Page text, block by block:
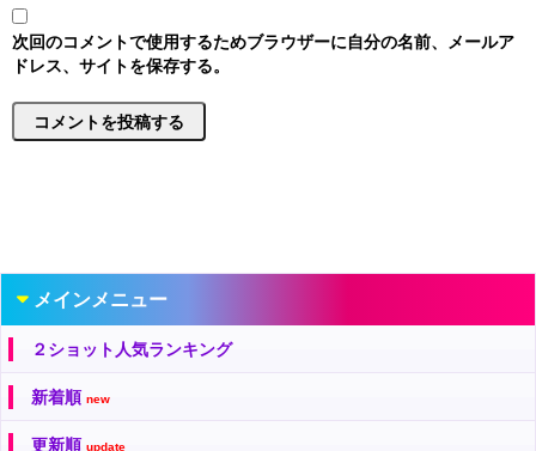
次回のコメントで使用するためブラウザーに自分の名前、メールア
ドレス、サイトを保存する。
メインメニュー
２ショット人気ランキング
新着順 new
更新順 update